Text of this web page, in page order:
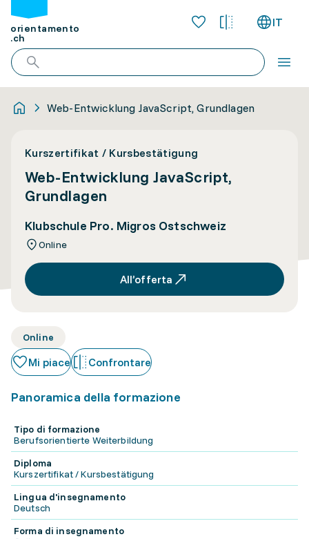
orientamento
.ch
IT
Web-Entwicklung JavaScript, Grundlagen
Kurszertifikat / Kursbestätigung
Web-Entwicklung JavaScript,
Grundlagen
Klubschule Pro. Migros Ostschweiz
Online
All’offerta
Online
Mi piace Confrontare
Panoramica della formazione
Tipo di formazione
Berufsorientierte Weiterbildung
Diploma
Kurszertifikat / Kursbestätigung
Lingua d'insegnamento
Deutsch
Forma di insegnamento